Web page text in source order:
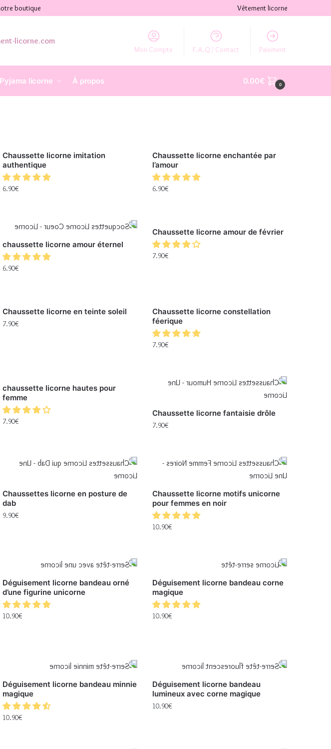
boutique Vêtement licorne
Mon Compte F.A.Q / Contact Paiement
Pyjama licorne À propos 0.00€ 0
Chaussette licorne imitation
authentique
6.90€
Chaussette licorne enchantée par
l’amour
6.90€
chaussette licorne amour éternel
6.90€
Chaussette licorne amour de février
7.90€
Chaussette licorne en teinte soleil
7.90€
Chaussette licorne constellation
féerique
7.90€
chaussette licorne hautes pour
femme
7.90€
Chaussette licorne fantaisie drôle
7.90€
Chaussettes licorne en posture de
dab
9.90€
Chaussette licorne motifs unicorne
pour femmes en noir
10.90€
Déguisement licorne bandeau orné
d’une figurine unicorne
10.90€
Déguisement licorne bandeau corne
magique
10.90€
Déguisement licorne bandeau minnie
magique
10.90€
Déguisement licorne bandeau
lumineux avec corne magique
10.90€